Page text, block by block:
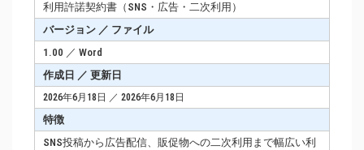
利用許諾契約書（SNS・広告・二次利用）
バージョン ／ ファイル
1.00 ／ Word
作成日 ／ 更新日
2026年6月18日 ／ 2026年6月18日
特徴
SNS投稿から広告配信、販促物への二次利用まで幅広い利